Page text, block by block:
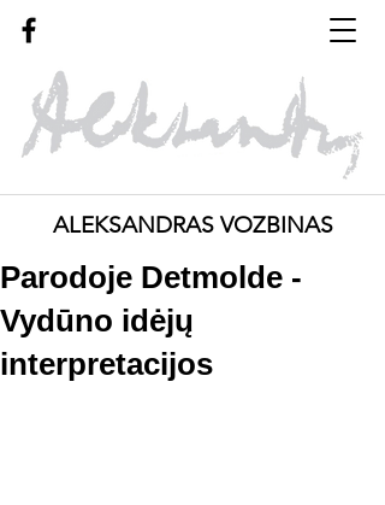
ALEKSANDRAS VOZBINAS
Parodoje Detmolde -
Vydūno idėjų
interpretacijos